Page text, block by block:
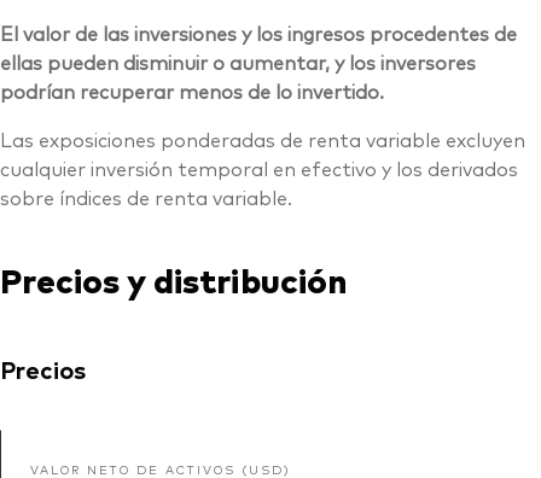
El valor de las inversiones y los ingresos procedentes de
ellas pueden disminuir o aumentar, y los inversores
podrían recuperar menos de lo invertido.
Las exposiciones ponderadas de renta variable excluyen
cualquier inversión temporal en efectivo y los derivados
sobre índices de renta variable.
Precios y distribución
Precios
VALOR NETO DE ACTIVOS (USD)